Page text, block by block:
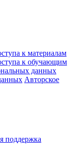
к материалам
к обучающим
данных
Авторское
поддержка